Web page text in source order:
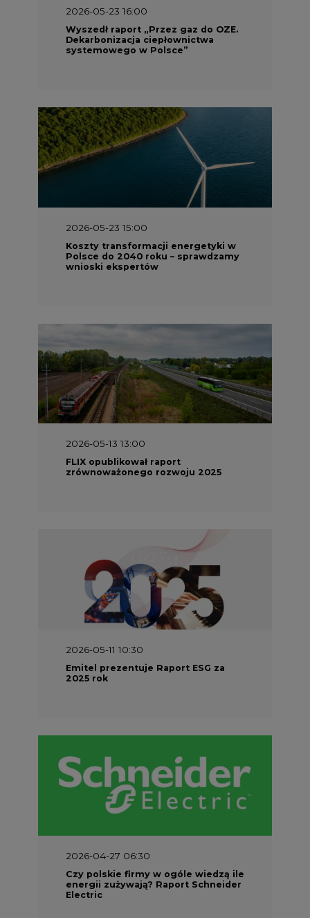
Koszty transformacji energetyki w
Polsce do 2040 roku – sprawdzamy
wnioski ekspertów
2026-05-13 13:00
FLIX opublikował raport
zrównoważonego rozwoju 2025
2026-05-11 10:30
Emitel prezentuje Raport ESG za
2025 rok
2026-04-27 06:30
Electric